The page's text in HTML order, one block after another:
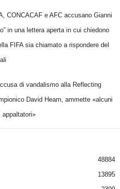
CONCACAF e AFC accusano Gianni
in una lettera aperta in cui chiedono
FIFA sia chiamato a rispondere del
di vandalismo alla Reflecting
David Hearn, ammette «alcuni
appaltatori»
48884
13895